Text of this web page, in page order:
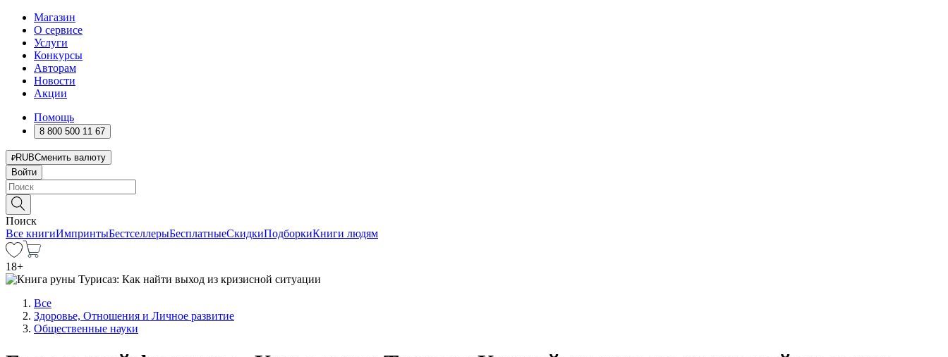
Магазин
О сервисе
Услуги
Конкурсы
Авторам
Новости
Акции
Помощь
8 800 500 11 67
RUBСменить валюту
Войти
Поиск
Все книгиИмпринтыБестселлерыБесплатныеСкидкиПодборкиКниги людям
18+
Все
Здоровье, Отношения и Личное развитие
Общественные науки